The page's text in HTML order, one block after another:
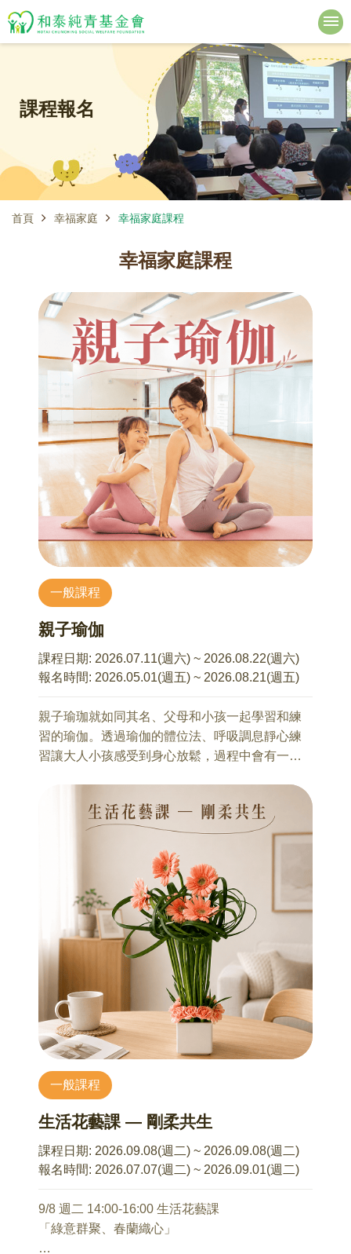
課程報名
首頁 幸福家庭 幸福家庭課程
幸福家庭課程
一般課程
親子瑜伽
課程日期: 2026.07.11(週六) ~ 2026.08.22(週六)
報名時間: 2026.05.01(週五) ~ 2026.08.21(週五)
親子瑜珈就如同其名、父母和小孩一起學習和練
習的瑜伽。透過瑜伽的體位法、呼吸調息靜心練
習讓大人小孩感受到身心放鬆，過程中會有一些
加安定平穩。
在玩瑜伽的過程裡、除了增加身體的柔軟度、肌
肉的強韌、強化核心肌群與背部肌群、矯正脊椎
的狀態和駝背，還有在玩瑜珈裡發揮想像力、獨
特的呼吸練習法幫助父母和小孩培養專注力、得
到更深沈的放鬆和平衡。
注意事項：
1、請學員穿著適合伸展運動的衣物，自備瑜伽墊
(或可鋪墊的毯子)
2、教室內禁止用餐 (飲水可)
3、小孩年齡限制在3~9歲
【講座資訊】
講師：彭慧珊 老師
(「瑜伽折學 Podcast」節目主持人、美國瑜伽聯
盟 RYT200認證師資、中華民國兒童瑜伽協會兒
童瑜伽認證師資)
課程費用：每堂課每對親子500元 (一位小孩與一
位家長一起報名)
一般課程
生活花藝課 — 剛柔共生
課程日期: 2026.09.08(週二) ~ 2026.09.08(週二)
報名時間: 2026.07.07(週二) ~ 2026.09.01(週二)
9/8 週二 14:00-16:00 生活花藝課
「綠意群聚、春蘭織心」